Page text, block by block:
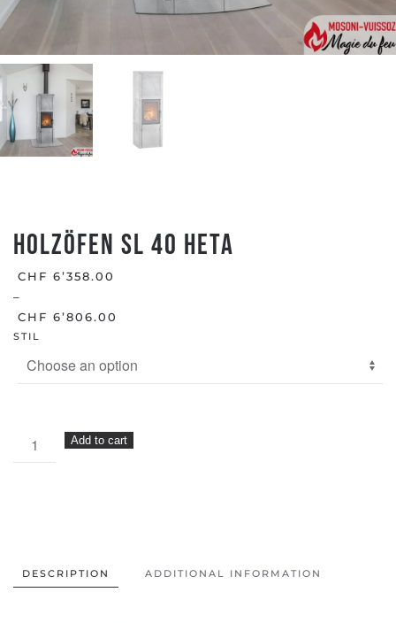
Holzöfen SL 40 HETA
CHF 6’358.00
–
CHF 6’806.00
STIL
Holzöfen
SL
Add to cart
DESCRIPTION ADDITIONAL INFORMATION